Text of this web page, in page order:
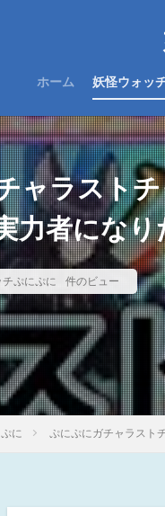
ホーム 妖怪ウォッ
ャラスト
力者になり
ぷにぷに 件のビュー
に ぷにぷにガチャラスト